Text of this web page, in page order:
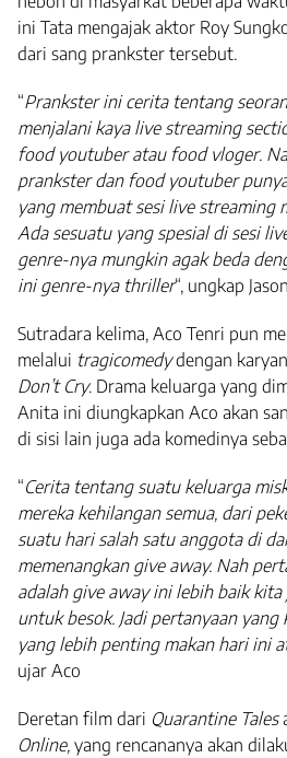
ini Tata mengajak aktor Roy
dari sang prankster tersebut.
“Prankster ini cerita tentang
menjalani kaya live streaming
food youtuber atau food vloger.
prankster dan food youtuber
yang membuat sesi live streaming
Ada sesuatu yang spesial di sesi
genre-nya mungkin agak beda
ini genre-nya thriller“, ungkap
Sutradara kelima, Aco Tenri pun
melalui tragicomedydengan
Don’t Cry. Drama keluarga yang
Anita ini diungkapkan Aco akan
di sisi lain juga ada komedinya
“Cerita tentang suatu keluarga
mereka kehilangan semua, dari
suatu hari salah satu anggota di
memenangkan give away. Nah
adalah give away ini lebih baik
untuk besok. Jadi pertanyaan
yang lebih penting makan hari ini
ujar Aco
Deretan film dari Quarantine Tales
Online, yang rencananya akan